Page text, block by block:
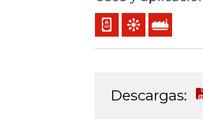
Cableado interno de
Mando y control
Uso industrial
Descargas: